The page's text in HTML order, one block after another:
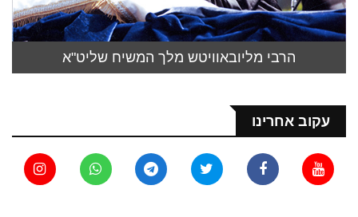
הרבי מליובאוויטש מלך המשיח שליט"א
עקוב אחרינו